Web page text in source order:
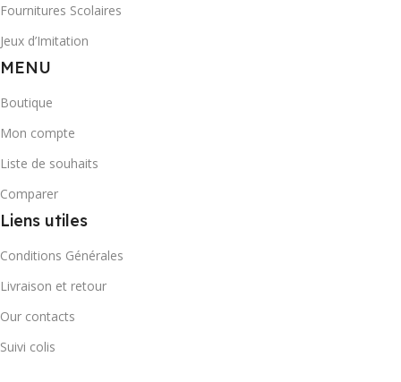
Fournitures Scolaires
Jeux d’Imitation
MENU
Boutique
Mon compte
Liste de souhaits
Comparer
Liens utiles
Conditions Générales
Livraison et retour
Our contacts
Suivi colis